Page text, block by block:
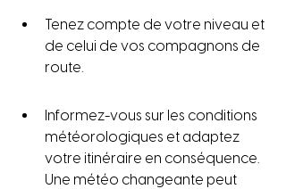
Tenez compte de votre niveau et
de celui de vos compagnons de
route.
Informez-vous sur les conditions
météorologiques et adaptez
votre itinéraire en conséquence.
Une météo changeante peut